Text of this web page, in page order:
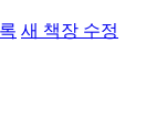
새 책장 수정